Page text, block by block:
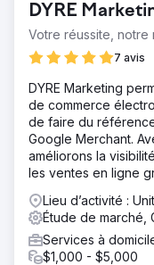
à notre volonté de
nous ont confié ce
nécessitait une
et des itérations.
Solution
Nous avons élaboré
aspects du
de la marque,
analyse des
en bout a assuré
transparentes. La
Grandir.
Résultat
Lancer une marque
DYRE
Votre réussite, notre
7 avis
DYRE Marketing
de commerce
de faire du
Google Merchant.
améliorons la
les ventes en ligne
Lieu d’activité :
Étude de marché,
Services à
$1,000 - $5,000